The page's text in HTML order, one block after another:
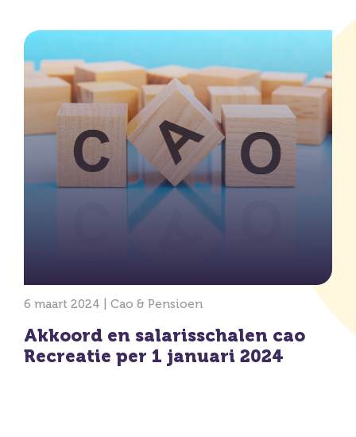
6 maart 2024 | Cao & Pensioen
Akkoord en salarisschalen cao
Recreatie per 1 januari 2024